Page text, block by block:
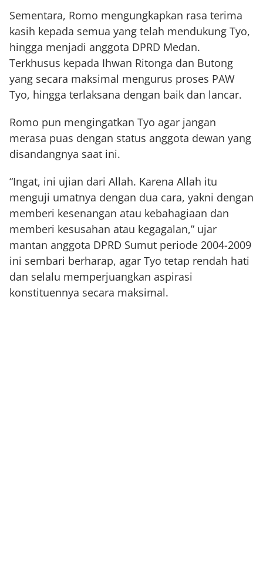
Sementara, Romo mengungkapkan rasa terima
kasih kepada semua yang telah mendukung Tyo,
hingga menjadi anggota DPRD Medan.
Terkhusus kepada Ihwan Ritonga dan Butong
yang secara maksimal mengurus proses PAW
Tyo, hingga terlaksana dengan baik dan lancar.
Romo pun mengingatkan Tyo agar jangan
merasa puas dengan status anggota dewan yang
disandangnya saat ini.
“Ingat, ini ujian dari Allah. Karena Allah itu
menguji umatnya dengan dua cara, yakni dengan
memberi kesenangan atau kebahagiaan dan
memberi kesusahan atau kegagalan,” ujar
mantan anggota DPRD Sumut periode 2004-2009
ini sembari berharap, agar Tyo tetap rendah hati
dan selalu memperjuangkan aspirasi
konstituennya secara maksimal.